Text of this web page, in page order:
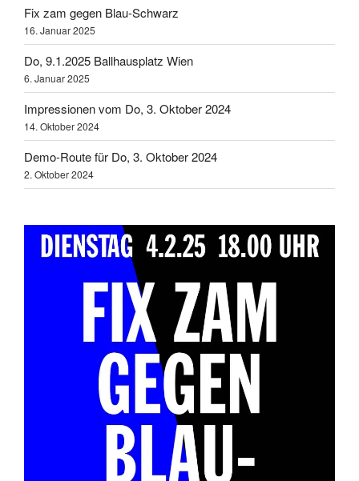
Fix zam gegen Blau-Schwarz
16. Januar 2025
Do, 9.1.2025 Ballhausplatz Wien
6. Januar 2025
Impressionen vom Do, 3. Oktober 2024
14. Oktober 2024
Demo-Route für Do, 3. Oktober 2024
2. Oktober 2024